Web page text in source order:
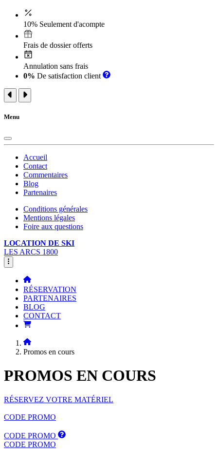
10% Seulement d'acompte
Frais de dossier offerts
Annulation sans frais
0% De satisfaction client
Menu
Accueil
Contact
Commentaires
Blog
Partenaires
Conditions générales
Mentions légales
Foire aux questions
LOCATION DE SKI
LES ARCS 1800
RÉSERVATION
PARTENAIRES
BLOG
CONTACT
Promos en cours
PROMOS EN COURS
RÉSERVEZ VOTRE MATÉRIEL
CODE PROMO
CODE PROMO
CODE PROMO